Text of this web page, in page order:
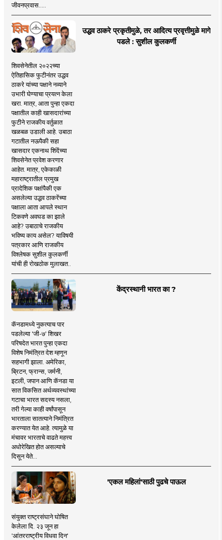
जीवनप्रवास.....
उद्धव ठाकरे प्रकृतीमुळे, तर आदित्य प्रवृत्तीमुळे मागे
पडले : सुशील कुलकर्णी
शिवसेनेतील २०२२च्या
ऐतिहासिक फुटीनंतर उद्धव
ठाकरे यांच्या पक्षाने नव्याने
उभारी घेण्याचा प्रयत्न केला
खरा. मात्र, आता पुन्हा एकदा
पक्षातील काही खासदारांच्या
फुटीने राजकीय वर्तुळात
खळबळ उडाली आहे. उबाठा
गटातील नऊपैकी सहा
खासदार एकनाथ शिंदेंच्या
शिवसेनेत प्रवेश करणार
आहेत. मात्र, एकेकाळी
महाराष्ट्रातील प्रमुख
प्रादेशिक पक्षांपैकी एक
असलेल्या उद्धव ठाकरेंच्या
पक्षाला आता आपले स्थान
टिकवणे अवघड का झाले
आहे? उबाठाचे राजकीय
भविष्य काय असेल? याविषयी
पत्रकार आणि राजकीय
विश्लेषक सुशील कुलकर्णी
यांची ही रोखठोक मुलाखत..
केंद्रस्थानी भारत का ?
कॅनडामध्ये नुकत्याच पार
पडलेल्या 'जी-७' शिखर
परिषदेत भारत पुन्हा एकदा
विशेष निमंत्रित देश म्हणून
सहभागी झाला. अमेरिका,
ब्रिटन, फ्रान्स, जर्मनी,
इटली, जपान आणि कॅनडा या
सात विकसित अर्थव्यवस्थांच्या
गटाचा भारत सदस्य नसला,
तरी गेल्या काही वर्षांपासून
भारताला सातत्याने निमंत्रित
करण्यात येत आहे. त्यामुळे या
मंचावर भारताचे वाढते महत्त्व
अधोरेखित होत असल्याचे
दिसून येते...
'एकल महिलां'साठी पुढचे पाऊल
संयुक्त राष्ट्रसंघाने घोषित
केलेला दि. २३ जून हा
'आंतरराष्ट्रीय विधवा दिन'